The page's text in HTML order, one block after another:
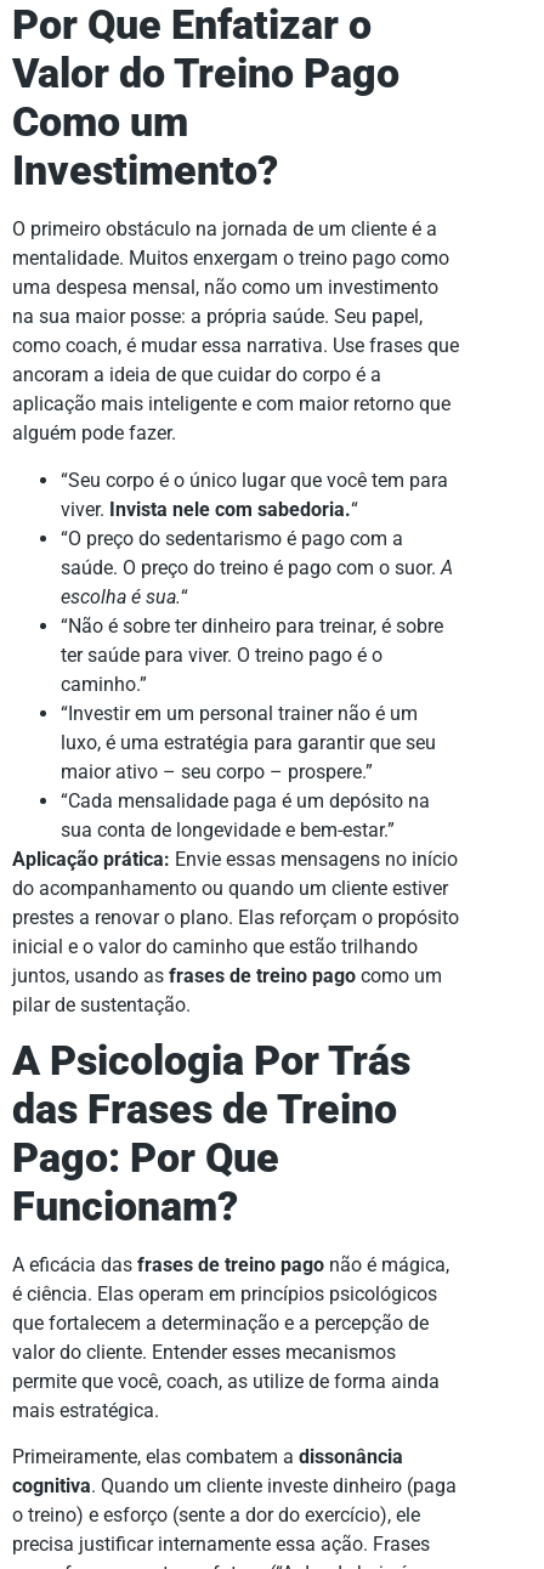
Por Que Enfatizar o
Valor do Treino Pago
Como um
Investimento?
O primeiro obstáculo na jornada de um cliente é a
mentalidade. Muitos enxergam o treino pago como
uma despesa mensal, não como um investimento
na sua maior posse: a própria saúde. Seu papel,
como coach, é mudar essa narrativa. Use frases que
ancoram a ideia de que cuidar do corpo é a
aplicação mais inteligente e com maior retorno que
alguém pode fazer.
“Seu corpo é o único lugar que você tem para
viver. Invista nele com sabedoria.“
“O preço do sedentarismo é pago com a
saúde. O preço do treino é pago com o suor. A
escolha é sua.“
“Não é sobre ter dinheiro para treinar, é sobre
ter saúde para viver. O treino pago é o
caminho.”
“Investir em um personal trainer não é um
luxo, é uma estratégia para garantir que seu
maior ativo – seu corpo – prospere.”
“Cada mensalidade paga é um depósito na
sua conta de longevidade e bem-estar.”
Aplicação prática: Envie essas mensagens no início
do acompanhamento ou quando um cliente estiver
prestes a renovar o plano. Elas reforçam o propósito
inicial e o valor do caminho que estão trilhando
juntos, usando as frases de treino pago como um
pilar de sustentação.
A Psicologia Por Trás
das Frases de Treino
Pago: Por Que
Funcionam?
A eficácia das frases de treino pago não é mágica,
é ciência. Elas operam em princípios psicológicos
que fortalecem a determinação e a percepção de
valor do cliente. Entender esses mecanismos
permite que você, coach, as utilize de forma ainda
mais estratégica.
Primeiramente, elas combatem a dissonância
cognitiva. Quando um cliente investe dinheiro (paga
o treino) e esforço (sente a dor do exercício), ele
precisa justificar internamente essa ação. Frases